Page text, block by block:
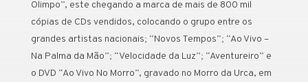
Olimpo”, este chegando a marca de mais de 800 mil
cópias de CDs vendidos, colocando o grupo entre os
grandes artistas nacionais; “Novos Tempos”; “Ao Vivo –
Na Palma da Mão”; “Velocidade da Luz”; “Aventureiro” e
o DVD “Ao Vivo No Morro”, gravado no Morro da Urca, em